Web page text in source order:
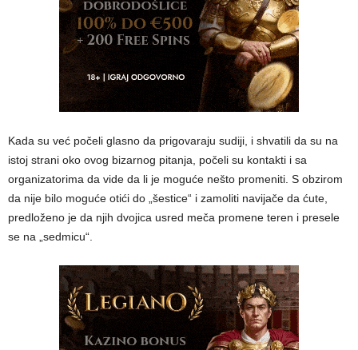
Kada su već počeli glasno da prigovaraju sudiji, i shvatili da su na
istoj strani oko ovog bizarnog pitanja, počeli su kontakti i sa
organizatorima da vide da li je moguće nešto promeniti. S obzirom
da nije bilo moguće otići do „šestice“ i zamoliti navijače da ćute,
predloženo je da njih dvojica usred meča promene teren i presele
se na „sedmicu“.